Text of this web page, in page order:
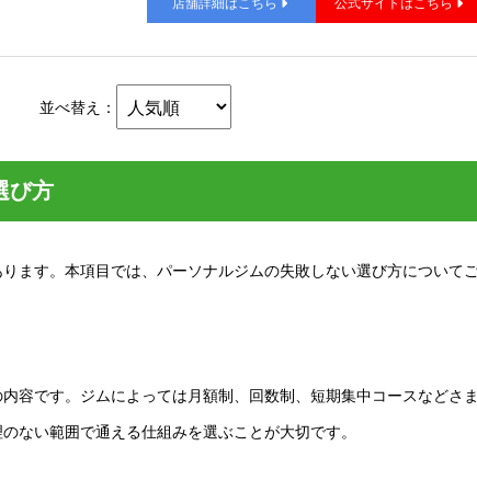
店舗詳細はこちら 公式サイトはこちら
並べ替え：
び方
ます。本項目では、パーソナルジムの失敗しない選び方について
容です。ジムによっては月額制、回数制、短期集中コースなどさ
ない範囲で通える仕組みを選ぶことが大切です。